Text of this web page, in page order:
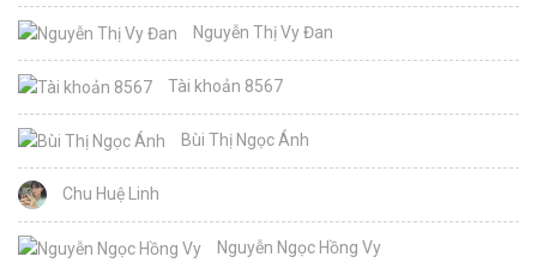
Nguyễn Thị Vy Đan
Tài khoản 8567
Bùi Thị Ngọc Ánh
Chu Huệ Linh
Nguyễn Ngọc Hồng Vy